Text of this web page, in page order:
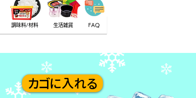
カゴに入れる
調味料/材料 生活雑貨 FAQ